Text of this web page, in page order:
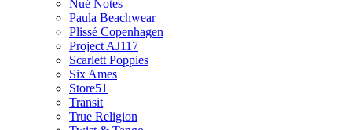
Nué Notes
Paula Beachwear
Plissé Copenhagen
Project AJ117
Scarlett Poppies
Six Ames
Store51
Transit
True Religion